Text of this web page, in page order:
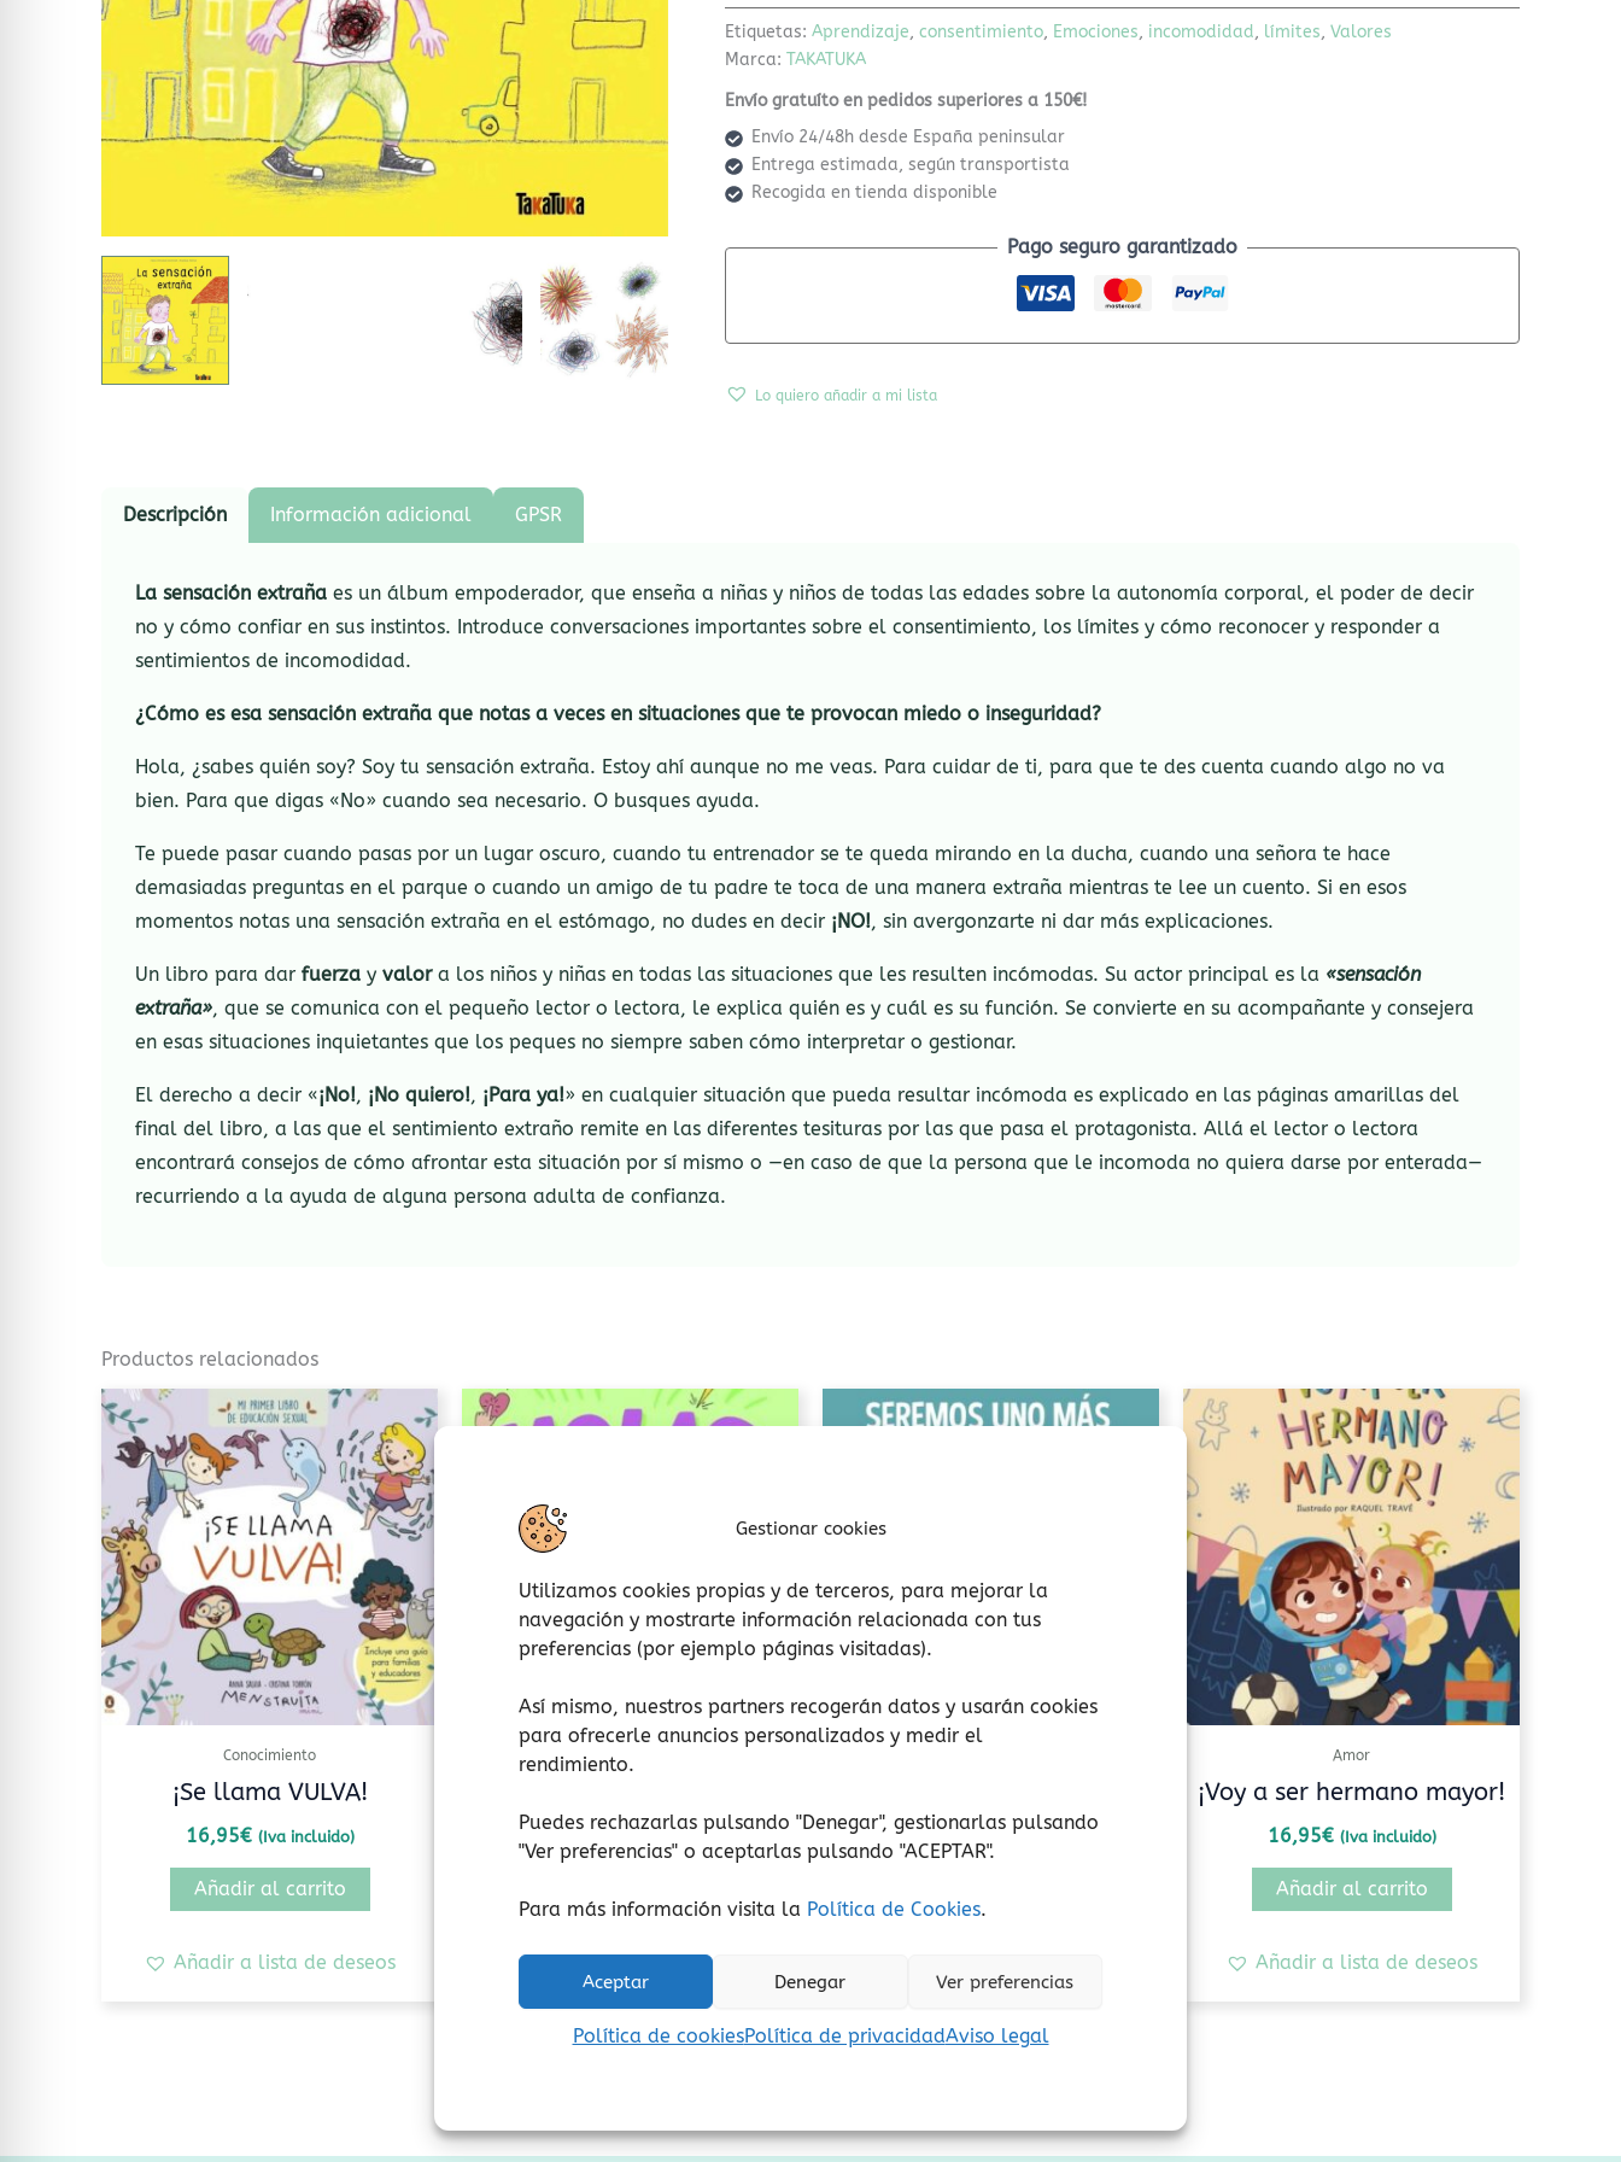
Gestionar cookies
Utilizamos cookies propias y de terceros, para mejorar la
navegación y mostrarte información relacionada con tus
preferencias (por ejemplo páginas visitadas).
Así mismo, nuestros partners recogerán datos y usarán cookies
para ofrecerle anuncios personalizados y medir el
rendimiento.
Puedes rechazarlas pulsando "Denegar", gestionarlas pulsando
"Ver preferencias" o aceptarlas pulsando "ACEPTAR".
Para más información visita la Política de Cookies.
Aceptar Denegar Ver preferencias
Política de cookiesPolítica de privacidadAviso legal
Etiquetas:Aprendizaje,consentimiento, Emociones, incomodidad, límites,Valores
Marca:TAKATUKA
Envío gratuíto en pedidos superiores a 150€!
Envío 24/48h desde España peninsular
Entrega estimada, según transportista
Recogida en tienda disponible
Pago seguro garantizado
Lo quiero añadir a mi lista
Descripción Información adicional GPSR
La sensación extraña es un álbum empoderador, que enseña a niñas y niños de todas las edades sobre la autonomía corporal, el poder de decir
no y cómo confiar en sus instintos. Introduce conversaciones importantes sobre el consentimiento, los límites y cómo reconocer y responder a
sentimientos de incomodidad.
¿Cómo es esa sensación extraña que notas a veces en situaciones que te provocan miedo o inseguridad?
Hola, ¿sabes quién soy? Soy tu sensación extraña. Estoy ahí aunque no me veas. Para cuidar de ti, para que te des cuenta cuando algo no va
bien. Para que digas «No» cuando sea necesario. O busques ayuda.
Te puede pasar cuando pasas por un lugar oscuro, cuando tu entrenador se te queda mirando en la ducha, cuando una señora te hace
demasiadas preguntas en el parque o cuando un amigo de tu padre te toca de una manera extraña mientras te lee un cuento. Si en esos
momentos notas una sensación extraña en el estómago, no dudes en decir ¡NO!, sin avergonzarte ni dar más explicaciones.
Un libro para dar fuerza y valora los niños y niñas en todas las situaciones que les resulten incómodas. Su actor principal es la «sensación
extraña», que se comunica con el pequeño lector o lectora, le explica quién es y cuál es su función. Se convierte en su acompañante y consejera
en esas situaciones inquietantes que los peques no siempre saben cómo interpretar o gestionar.
El derecho a decir «¡No!, ¡No quiero!, ¡Para ya!» en cualquier situación que pueda resultar incómoda es explicado en las páginas amarillas del
final del libro, a las que el sentimiento extraño remite en las diferentes tesituras por las que pasa el protagonista. Allá el lector o lectora
encontrará consejos de cómo afrontar esta situación por sí mismo o —en caso de que la persona que le incomoda no quiera darse por enterada—
recurriendo a la ayuda de alguna persona adulta de confianza.
Productos relacionados
Conocimiento
¡Se llama VULVA!
16,95€ (Iva incluido)
Añadir al carrito
Añadir a lista de deseos
Autoestima
16,95€ (Iva incluido)
Añadir a lista de deseos
12,00€ (Iva incluido)
Amor
¡Voy a ser hermano mayor!
16,95€ (Iva incluido)
Añadir al carrito
Añadir a lista de deseos